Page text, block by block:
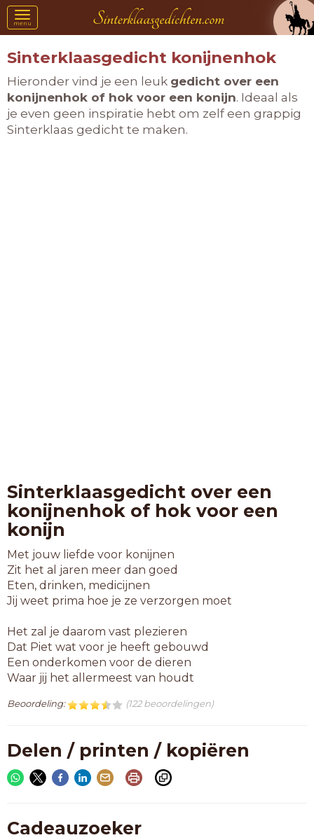
Toggle
navigation
menu
Sinterklaasgedicht konijnenhok
Hieronder vind je een leuk gedicht over een
konijnenhok of hok voor een konijn. Ideaal als
je even geen inspiratie hebt om zelf een grappig
Sinterklaas gedicht te maken.
Sinterklaasgedicht over een
konijnenhok of hok voor een
konijn
Met jouw liefde voor konijnen
Zit het al jaren meer dan goed
Eten, drinken, medicijnen
Jij weet prima hoe je ze verzorgen moet
Het zal je daarom vast plezieren
Dat Piet wat voor je heeft gebouwd
Een onderkomen voor de dieren
Waar jij het allermeest van houdt
Beoordeling: (122 beoordelingen)
Delen / printen / kopiëren
Cadeauzoeker